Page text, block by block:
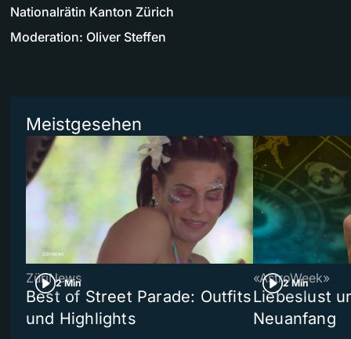
Nationalrätin Kanton Zürich
Moderation: Oliver Steffen
Meistgesehen
2 Min
ZüriNews
Best of Street Parade: Outfits
und Highlights
2 Min
«AstroWeek»
Liebeslust
Neuanfang